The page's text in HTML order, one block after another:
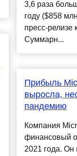
3,6 раза
году ($858
пресс-релизе
Суммарн...
Прибыль
выросла,
пандемию
Компания
финансовый
2021 года. Он